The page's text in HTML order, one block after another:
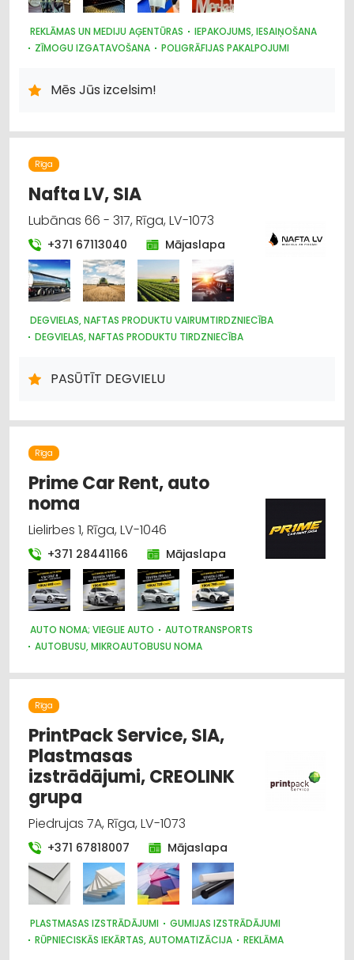
REKLĀMAS UN MEDIJU AĢENTŪRAS
IEPAKOJUMS, IESAIŅOŠANA
ZĪMOGU IZGATAVOŠANA
POLIGRĀFIJAS PAKALPOJUMI
Mēs Jūs izcelsim!
Rīga
Nafta LV, SIA
Lubānas 66 - 317, Rīga, LV-1073
+371 67113040 Mājaslapa
DEGVIELAS, NAFTAS PRODUKTU VAIRUMTIRDZNIECĪBA
DEGVIELAS, NAFTAS PRODUKTU TIRDZNIECĪBA
KURINĀMAIS
PASŪTĪT DEGVIELU
Rīga
Prime Car Rent, auto
noma
Lielirbes 1, Rīga, LV-1046
+371 28441166 Mājaslapa
AUTO NOMA; VIEGLIE AUTO
AUTOTRANSPORTS
AUTOBUSU, MIKROAUTOBUSU NOMA
Rīga
PrintPack Service, SIA,
Plastmasas
izstrādājumi, CREOLINK
grupa
Piedrujas 7A, Rīga, LV-1073
+371 67818007 Mājaslapa
PLASTMASAS IZSTRĀDĀJUMI
GUMIJAS IZSTRĀDĀJUMI
RŪPNIECISKĀS IEKĀRTAS, AUTOMATIZĀCIJA
REKLĀMA